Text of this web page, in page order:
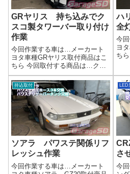
GRヤリス 持ち込みでク
スコ製タワーバー取り付け
作業
今回作業する車は…メーカート
ヨタ車種GRヤリス取付商品はこ
ちら 今回取付する商品は…クス
コ製 タワーバータワーバーは
取り付けすると結構車のフィー
リングが変わるんですよ～作業
写真簡単に取り付けられる車も
あるんですが、ストラットまわ
りを結構ばら...
ハ
全
今
ヨ
ち
ッ
の
た
操
持込取付
ソアラ パワステ関係リフ
レッシュ作業
今回作業する車は…メーカート
さ
今